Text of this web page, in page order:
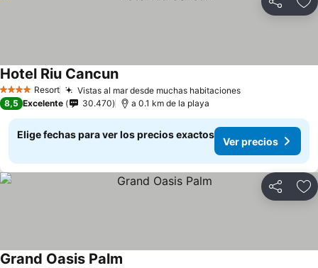
Compartir
4 EstrellasResort Vistas al mar desde muchas habitacionesVer precios
Hotel Riu CancunVer precios
8,5 Excelente 30.470 a 0.1 km de la playa
Elige fechas para ver los precios exactos
Ver precios
Compartir
Grand Oasis Palm